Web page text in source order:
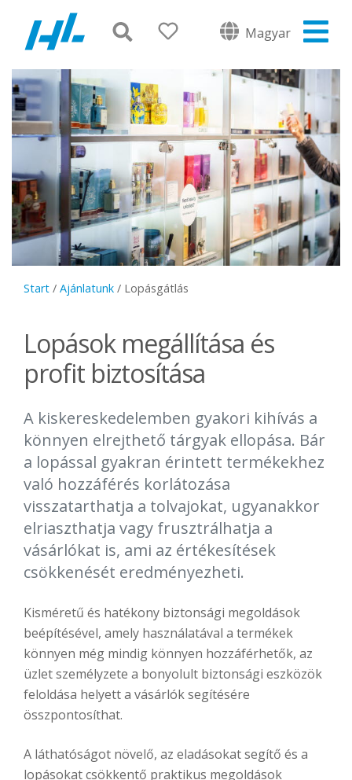
Magyar
Start / Ajánlatunk / Lopásgátlás
Lopások megállítása és
profit biztosítása
A kiskereskedelemben gyakori kihívás a
könnyen elrejthető tárgyak ellopása. Bár
a lopással gyakran érintett termékekhez
való hozzáférés korlátozása
visszatarthatja a tolvajokat, ugyanakkor
elriaszthatja vagy frusztrálhatja a
vásárlókat is, ami az értékesítések
csökkenését eredményezheti.
Kisméretű és hatékony biztonsági megoldások
beépítésével, amely használatával a termékek
könnyen még mindig könnyen hozzáférhetők, az
üzlet személyzete a bonyolult biztonsági eszközök
feloldása helyett a vásárlók segítésére
összpontosíthat.
A láthatóságot növelő, az eladásokat segítő és a
lopásokat csökkentő praktikus megoldások